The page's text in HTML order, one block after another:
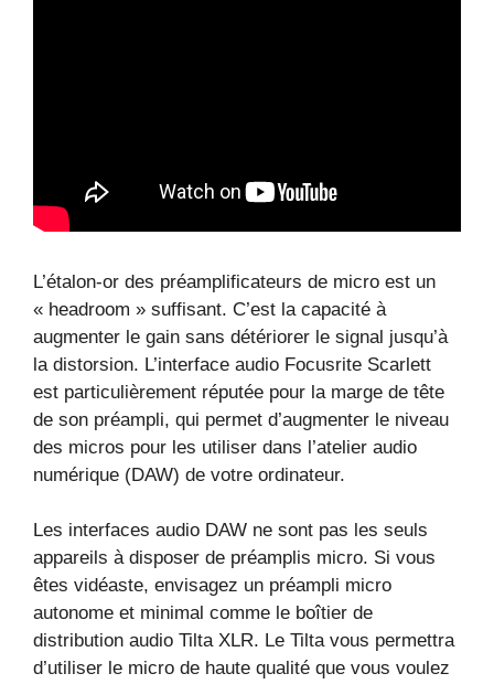
L’étalon-or des préamplificateurs de micro est un
« headroom » suffisant. C’est la capacité à
augmenter le gain sans détériorer le signal jusqu’à
la distorsion. L’interface audio Focusrite Scarlett
est particulièrement réputée pour la marge de tête
de son préampli, qui permet d’augmenter le niveau
des micros pour les utiliser dans l’atelier audio
numérique (DAW) de votre ordinateur.
Les interfaces audio DAW ne sont pas les seuls
appareils à disposer de préamplis micro. Si vous
êtes vidéaste, envisagez un préampli micro
autonome et minimal comme le boîtier de
distribution audio Tilta XLR. Le Tilta vous permettra
d’utiliser le micro de haute qualité que vous voulez